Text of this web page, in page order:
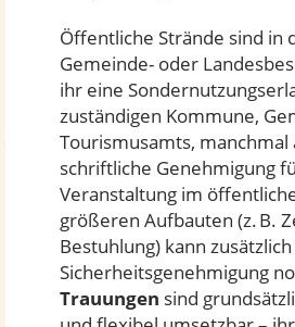
Öffentliche Strände sind in
Gemeinde- oder
ihr eine
zuständigen Kommune,
Tourismusamts, manchmal
schriftliche Genehmigung
Veranstaltung im
größeren Aufbauten (z. B.
Bestuhlung) kann
Sicherheitsgenehmigung
Trauungen sind